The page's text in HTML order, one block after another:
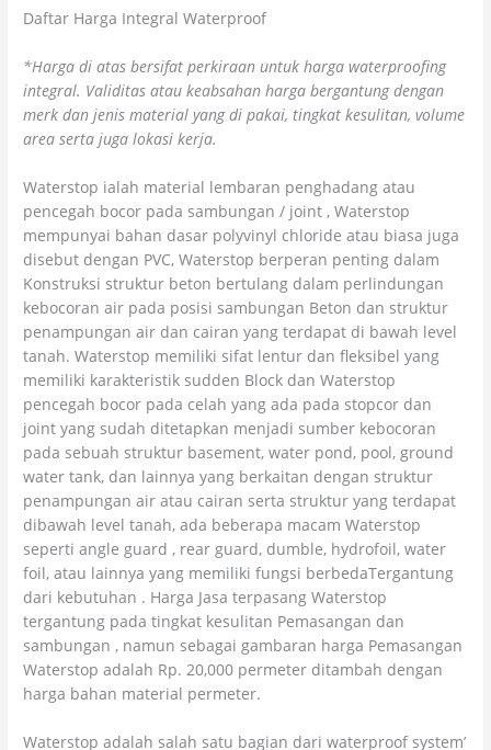
Daftar Harga Integral Waterproof
*Harga di atas bersifat perkiraan untuk harga waterproofing
integral. Validitas atau keabsahan harga bergantung dengan
merk dan jenis material yang di pakai, tingkat kesulitan, volume
area serta juga lokasi kerja.
Waterstop ialah material lembaran penghadang atau
pencegah bocor pada sambungan / joint , Waterstop
mempunyai bahan dasar polyvinyl chloride atau biasa juga
disebut dengan PVC, Waterstop berperan penting dalam
Konstruksi struktur beton bertulang dalam perlindungan
kebocoran air pada posisi sambungan Beton dan struktur
penampungan air dan cairan yang terdapat di bawah level
tanah. Waterstop memiliki sifat lentur dan fleksibel yang
memiliki karakteristik sudden Block dan Waterstop
pencegah bocor pada celah yang ada pada stopcor dan
joint yang sudah ditetapkan menjadi sumber kebocoran
pada sebuah struktur basement, water pond, pool, ground
water tank, dan lainnya yang berkaitan dengan struktur
penampungan air atau cairan serta struktur yang terdapat
dibawah level tanah, ada beberapa macam Waterstop
seperti angle guard , rear guard, dumble, hydrofoil, water
foil, atau lainnya yang memiliki fungsi berbedaTergantung
dari kebutuhan . Harga Jasa terpasang Waterstop
tergantung pada tingkat kesulitan Pemasangan dan
sambungan , namun sebagai gambaran harga Pemasangan
Waterstop adalah Rp. 20,000 permeter ditambah dengan
harga bahan material permeter.
Waterstop adalah salah satu bagian dari waterproof system’